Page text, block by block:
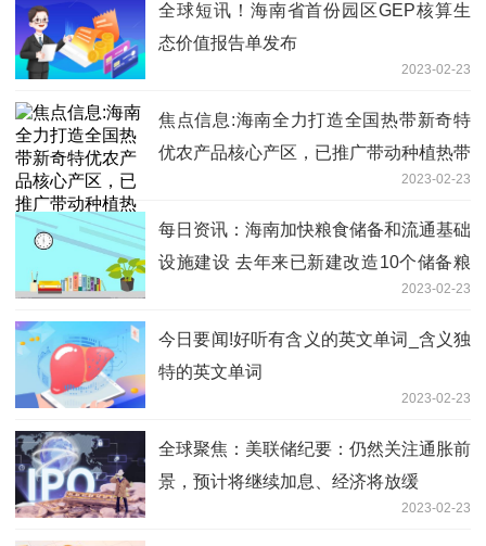
全球短讯！海南省首份园区GEP核算生
态价值报告单发布
2023-02-23
焦点信息:海南全力打造全国热带新奇特
优农产品核心产区，已推广带动种植热带
2023-02-23
每日资讯：海南加快粮食储备和流通基础
设施建设 去年来已新建改造10个储备粮
2023-02-23
今日要闻!好听有含义的英文单词_含义独
特的英文单词
2023-02-23
全球聚焦：美联储纪要：仍然关注通胀前
景，预计将继续加息、经济将放缓
2023-02-23